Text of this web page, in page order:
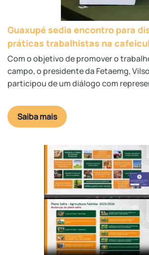
Guaxupé sedia encontro para
práticas trabalhistas na
Com o objetivo de promover o
campo, o presidente da Fetaemg,
participou de um diálogo com
Saiba mais